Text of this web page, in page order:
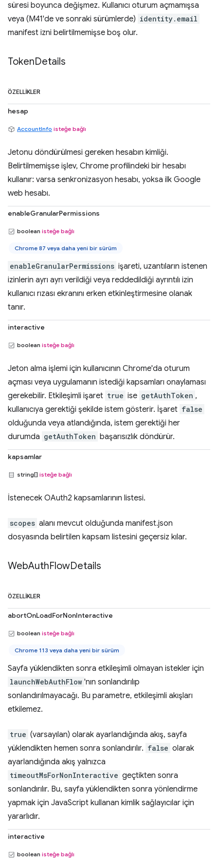
süresi boyunca değişmez. Kullanıcı oturum açmamışsa
veya (M41'de ve sonraki sürümlerde) identity.email
manifest izni belirtilmemişse boş olur.
TokenDetails
ÖZELLIKLER
hesap
AccountInfo isteğe bağlı
Jetonu döndürülmesi gereken hesabın kimliği.
Belirtilmemişse işlev, Chrome profilindeki bir hesabı
kullanır: varsa senkronizasyon hesabı, yoksa ilk Google
web hesabı.
enableGranularPermissions
boolean isteğe bağlı
Chrome 87 veya daha yeni bir sürüm
enableGranularPermissions işareti, uzantıların istenen
izinlerin ayrı ayrı verildiği veya reddedildiği ayrıntılı izin
kullanıcı rızası ekranını erken etkinleştirmesine olanak
tanır.
interactive
boolean isteğe bağlı
Jeton alma işlemi için kullanıcının Chrome'da oturum
açması veya uygulamanın istediği kapsamları onaylaması
gerekebilir. Etkileşimli işaret true ise getAuthToken ,
kullanıcıya gerektiği şekilde istem gösterir. İşaret false
olduğunda veya atlandığında, istem gerektiği her
durumda getAuthToken başarısızlık döndürür.
kapsamlar
string[] isteğe bağlı
İstenecek OAuth2 kapsamlarının listesi.
scopes alanı mevcut olduğunda manifest.json
dosyasında belirtilen kapsam listesini geçersiz kılar.
WebAuthFlowDetails
ÖZELLIKLER
abortOnLoadForNonInteractive
boolean isteğe bağlı
Chrome 113 veya daha yeni bir sürüm
Sayfa yüklendikten sonra etkileşimli olmayan istekler için
launchWebAuthFlow 'nın sonlandırılıp
sonlandırılmayacağı. Bu parametre, etkileşimli akışları
etkilemez.
true (varsayılan) olarak ayarlandığında akış, sayfa
yüklendikten hemen sonra sonlandırılır. false olarak
ayarlandığında akış yalnızca
timeoutMsForNonInteractive geçtikten sonra
sonlandırılır. Bu, sayfa yüklendikten sonra yönlendirme
yapmak için JavaScript kullanan kimlik sağlayıcılar için
yararlıdır.
interactive
boolean isteğe bağlı